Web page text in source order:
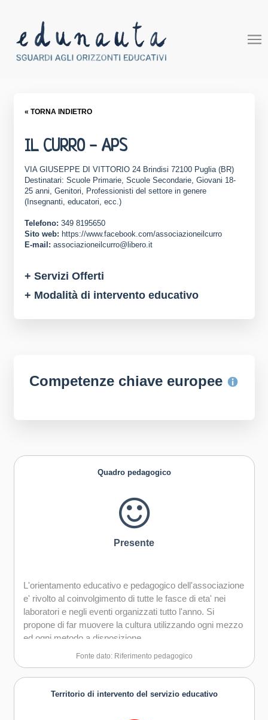
« TORNA INDIETRO
IL CURRO - APS
VIA GIUSEPPE DI VITTORIO 24 Brindisi 72100 Puglia (BR)
Destinatari: Scuole Primarie, Scuole Secondarie, Giovani 18-
25 anni, Genitori, Professionisti del settore in genere
(Insegnanti, educatori, ecc.)
Telefono: 349 8195650
Sito web: https://www.facebook.com/associazioneilcurro
E-mail: associazioneilcurro@libero.it
+ Servizi Offerti
+ Modalità di intervento educativo
Competenze chiave europee
Quadro pedagogico
Presente
L'orientamento educativo e pedagogico dell'associazione
e' rivolto al coinvolgimento di tutte le fasce di eta' nei
laboratori e negli eventi organizzati tutto l'anno. Si
propone di far muovere la cultura utilizzando ogni mezzo
ed ogni metodo a disposizione.
Fonte dato: Riferimento pedagogico
Territorio di intervento del servizio educativo